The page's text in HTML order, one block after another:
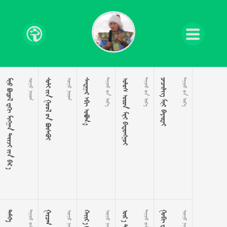
 
        
     
     
      
  
      